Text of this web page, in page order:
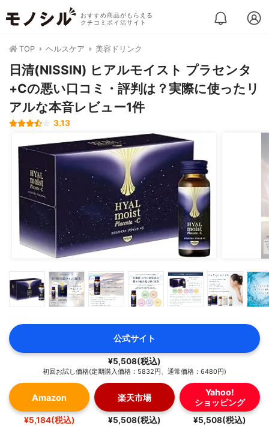
おすすめ商品がもらえる
クチコミポイ活サイト
TOP ヘルスケア 美容ドリンク
日清(NISSIN) ヒアルモイスト プラセンタ
+Cの悪い口コミ・評判は？実際に使ったリ
アルな本音レビュー1件
3.13
公式サイト
¥5,508(税込)
初回お試し価格(定期購入価格：5832円、通常価格：6480円)
Amazon
¥5,184(税込)
楽天市場
¥5,508(税込)
Yahoo!
ショッピング
¥5,508(税込)